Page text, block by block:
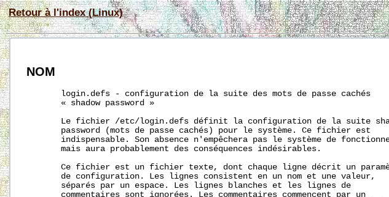
Retour à l'index (Linux)
NOM
       login.defs - configuration de la suite des mots de passe cachés
       « shadow password »
Le fichier /etc/login.defs définit la configuration de la suite
       password (mots de passe cachés) pour le système. Ce fichier est
indispensable. Son absence n'empêchera pas le système de
       mais aura probablement des conséquences indésirables.
Ce fichier est un fichier texte, dont chaque ligne décrit un
       de configuration. Les lignes consistent en un nom et une valeur,
       séparés par un espace. Les lignes blanches et les lignes de
       commentaires sont ignorées. Les commentaires commencent par un